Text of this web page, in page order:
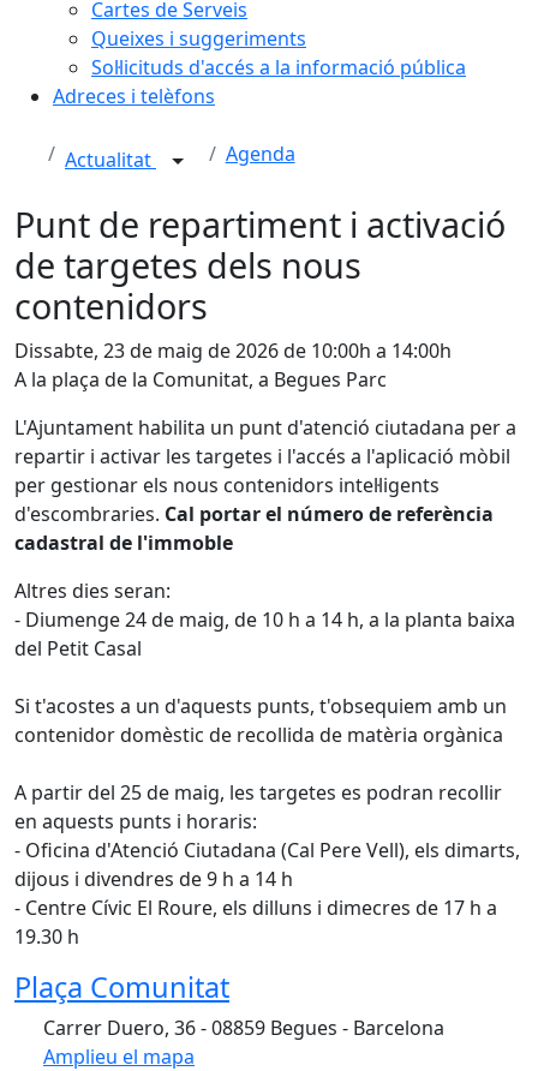
Cartes de Serveis
Queixes i suggeriments
Sol·licituds d'accés a la informació pública
Adreces i telèfons
Actualitat Agenda
Punt de repartiment i activació
de targetes dels nous
contenidors
Dissabte, 23 de maig de 2026 de 10:00h a 14:00h
A la plaça de la Comunitat, a Begues Parc
L'Ajuntament habilita un punt d'atenció ciutadana per a
repartir i activar les targetes i l'accés a l'aplicació mòbil
per gestionar els nous contenidors intel·ligents
d'escombraries. Cal portar el número de referència
cadastral de l'immoble
Altres dies seran:
- Diumenge 24 de maig, de 10 h a 14 h, a la planta baixa
del Petit Casal
Si t'acostes a un d'aquests punts, t'obsequiem amb un
contenidor domèstic de recollida de matèria orgànica
A partir del 25 de maig, les targetes es podran recollir
en aquests punts i horaris:
- Oficina d'Atenció Ciutadana (Cal Pere Vell), els dimarts,
dijous i divendres de 9 h a 14 h
- Centre Cívic El Roure, els dilluns i dimecres de 17 h a
19.30 h
Plaça Comunitat
Carrer Duero, 36 - 08859 Begues - Barcelona
Amplieu el mapa